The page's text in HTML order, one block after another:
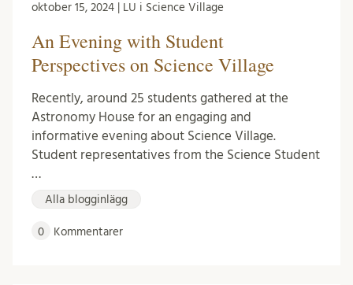
oktober 15, 2024 | LU i Science Village
An Evening with Student
Perspectives on Science Village
Recently, around 25 students gathered at the
Astronomy House for an engaging and
informative evening about Science Village.
Student representatives from the Science Student
…
Alla blogginlägg
0 Kommentarer